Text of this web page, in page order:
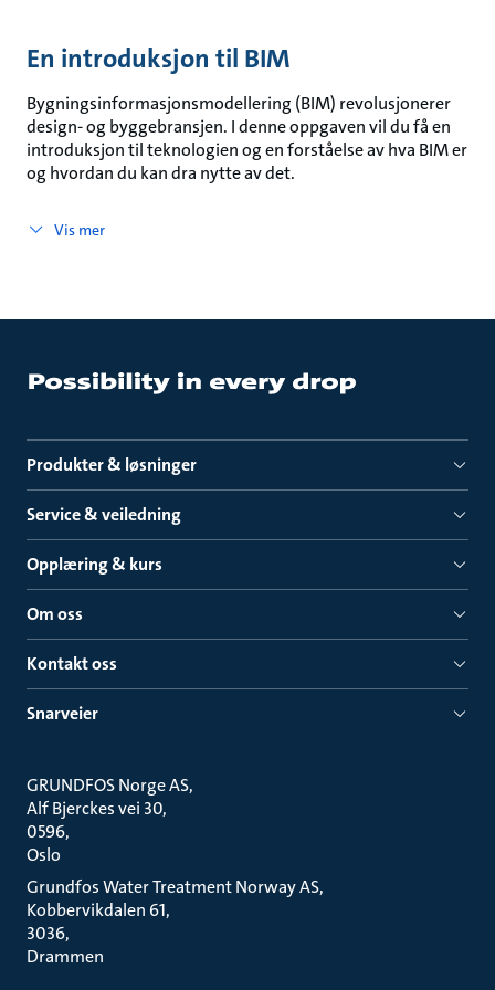
En introduksjon til BIM
Bygningsinformasjonsmodellering (BIM) revolusjonerer
design- og byggebransjen. I denne oppgaven vil du få en
introduksjon til teknologien og en forståelse av hva BIM er
og hvordan du kan dra nytte av det.
Vis mer
Produkter & løsninger
Service & veiledning
Opplæring & kurs
Om oss
Kontakt oss
Snarveier
GRUNDFOS Norge AS
Alf Bjerckes vei 30
0596
Oslo
Grundfos Water Treatment Norway AS
Kobbervikdalen 61
3036
Drammen